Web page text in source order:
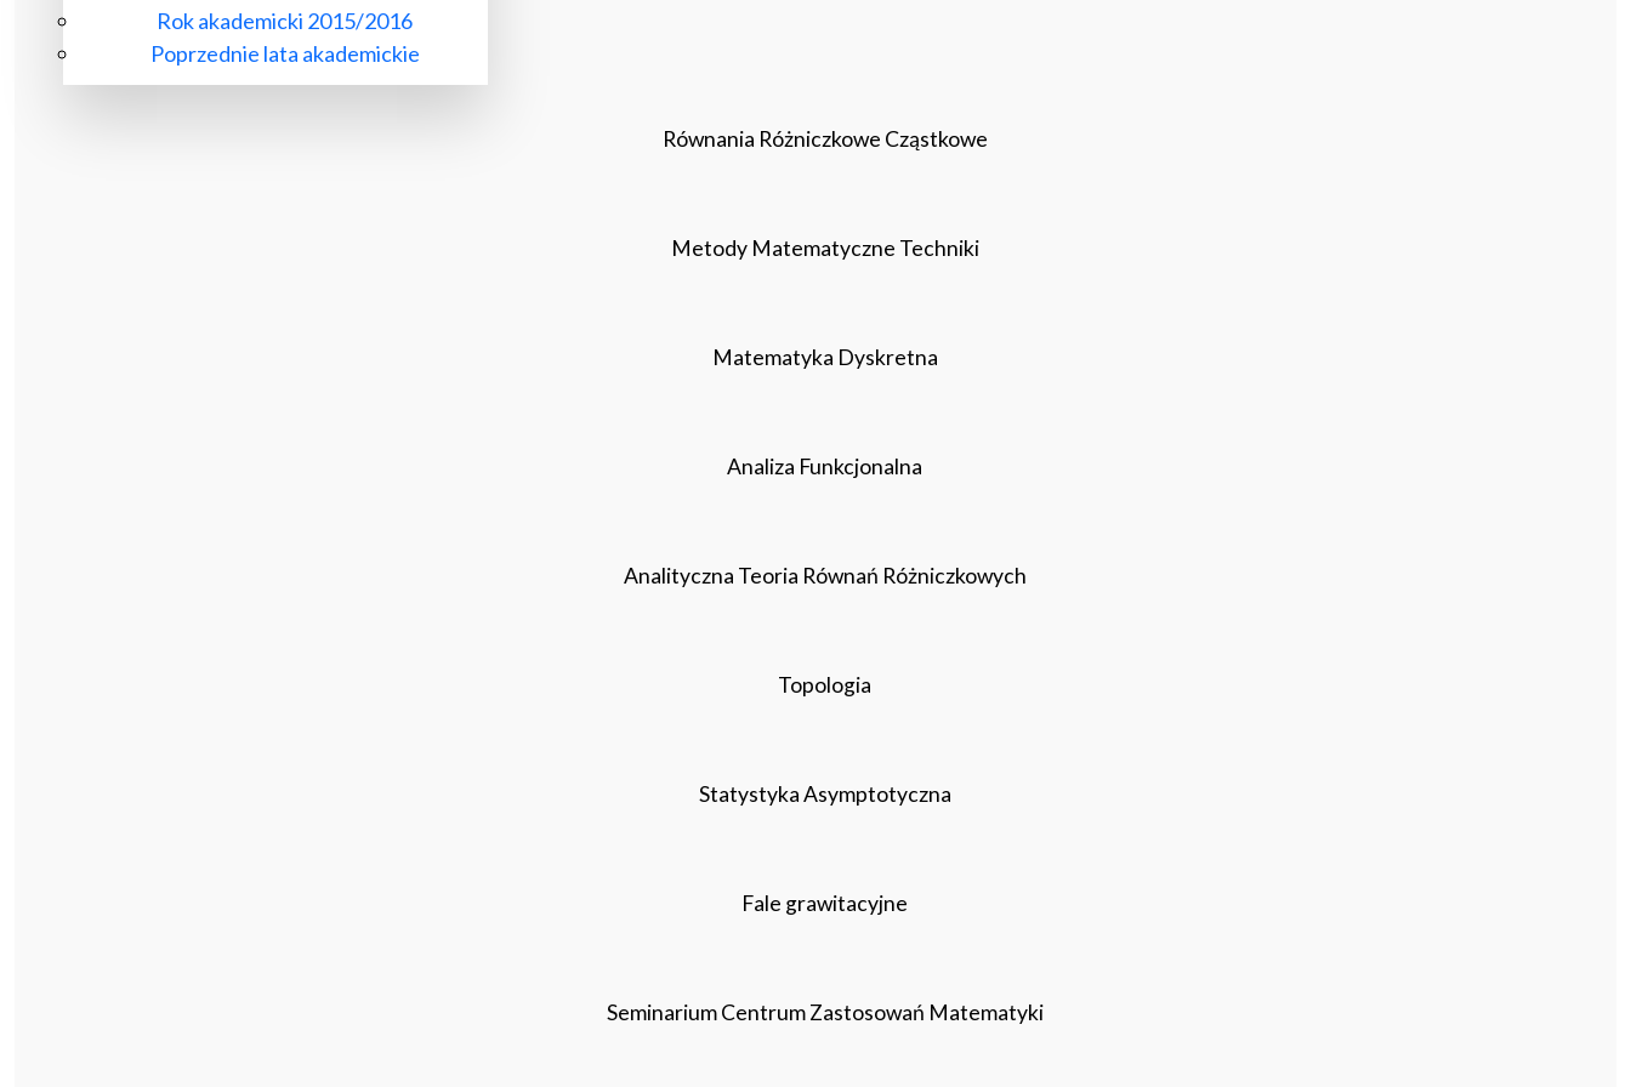
Rok akademicki 2015/2016
Poprzednie lata akademickie
Równania Różniczkowe Cząstkowe
Metody Matematyczne Techniki
Matematyka Dyskretna
Analiza Funkcjonalna
Analityczna Teoria Równań Różniczkowych
Topologia
Statystyka Asymptotyczna
Fale grawitacyjne
Seminarium Centrum Zastosowań Matematyki